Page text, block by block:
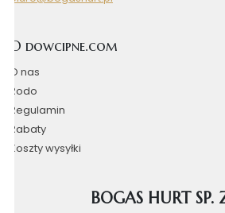
O dowcipne.com
O nas
Rodo
Regulamin
Rabaty
Koszty wysyłki
BOGAS HURT SP.